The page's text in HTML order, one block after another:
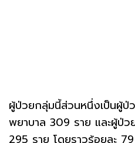
ผู้ป่วยกลุ่มนี้ส่วนหนึ่งเป็นผู้ป่
พยาบาล 309 ราย และผู้ป่
295 ราย โดยราวร้อยละ